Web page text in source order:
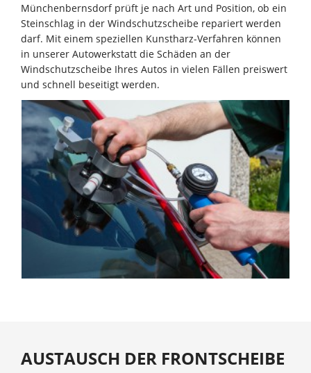
Münchenbernsdorf prüft je nach Art und Position, ob ein
Steinschlag in der Windschutzscheibe repariert werden
darf. Mit einem speziellen Kunstharz-Verfahren können
in unserer Autowerkstatt die Schäden an der
Windschutzscheibe Ihres Autos in vielen Fällen preiswert
und schnell beseitigt werden.
AUSTAUSCH DER FRONTSCHEIBE